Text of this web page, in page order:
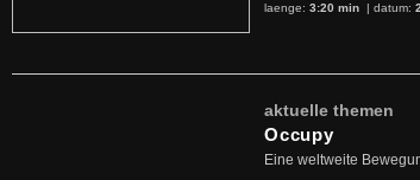
laenge: 3:20 min | datum:
aktuelle themen
Occupy
Eine weltweite